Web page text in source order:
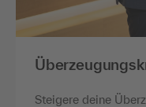
Steigere deine